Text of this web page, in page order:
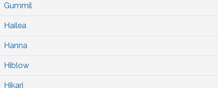
Gummil
Hailea
Hanna
Hiblow
Hikari